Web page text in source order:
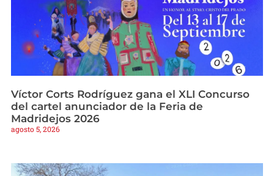
Víctor Corts Rodríguez gana el XLI Concurso
del cartel anunciador de la Feria de
Madridejos 2026
agosto 5, 2026